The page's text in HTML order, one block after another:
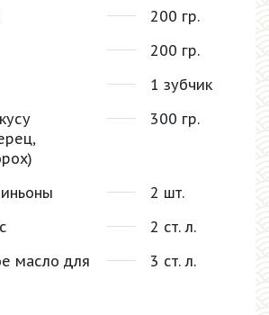
200 гр.
200 гр.
1 зубчик
300 гр.
2 шт.
2 ст. л.
масло для
3 ст. л.